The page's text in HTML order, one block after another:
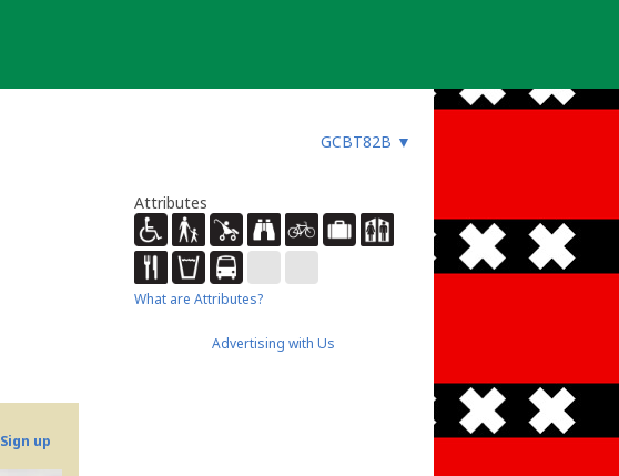
GCBT82B ▼
Sign up
Attributes
What are Attributes?
Advertising with Us